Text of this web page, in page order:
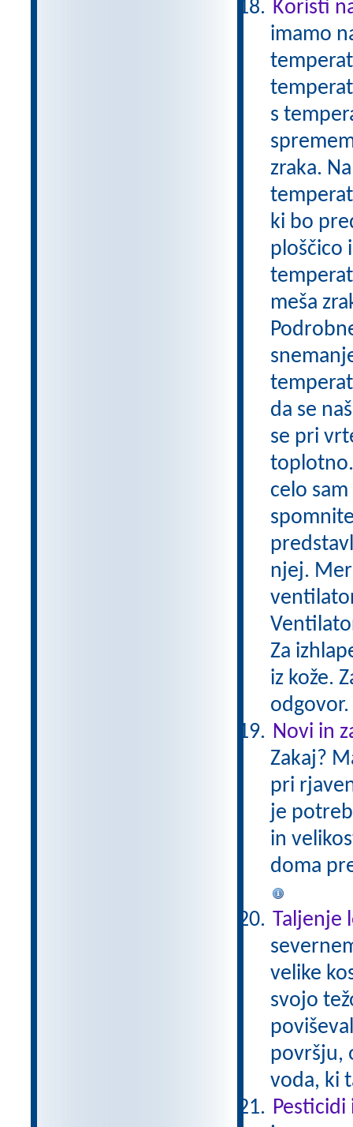
Koristi
imamo
s
zraka.
ki bo
ploščico
meša
da se
se pri
toplotno.
celo
njej.
Za
iz kože.
odgovor.
Novi in
Zakaj?
pri
je
in
doma
Taljenje
velike
svojo
površju,
voda, ki
Pesticidi